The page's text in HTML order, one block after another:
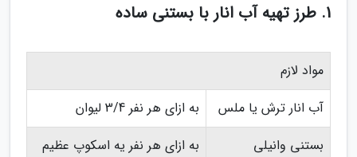
1. طرز تهیه آب انار با بستنی ساده
مواد لازم
آب انار ترش یا ملس
به ازای هر نفر 3/4 لیوان
بستنی وانیلی
به ازای هر نفر یه اسکوپ عظیم